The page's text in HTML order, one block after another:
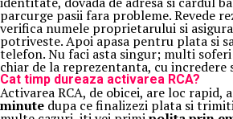
parcurge pasii fara probleme. Revede
verifica numele proprietarului si
potriveste. Apoi apasa pentru plata si
telefon. Nu faci asta singur; multi
chiar de la reprezentanta, cu incredere
Cat timp dureaza activarea RCA?
Activarea RCA, de obicei, are loc rapid,
minute dupa ce finalizezi plata si